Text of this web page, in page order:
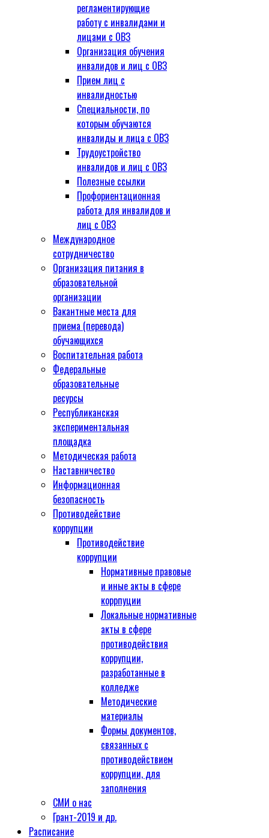
регламентирующие
работу с инвалидами и
лицами с ОВЗ
Организация обучения
инвалидов и лиц с ОВЗ
Прием лиц с
инвалидностью
Специальности, по
которым обучаются
инвалиды и лица с ОВЗ
Трудоустройство
инвалидов и лиц с ОВЗ
Полезные ссылки
Профориентационная
работа для инвалидов и
лиц с ОВЗ
Международное
сотрудничество
Организация питания в
образовательной
организации
Вакантные места для
приема (перевода)
обучающихся
Воспитательная работа
Федеральные
образовательные
ресурсы
Республиканская
экспериментальная
площадка
Методическая работа
Наставничество
Информационная
безопасность
Противодействие
коррупции
Противодействие
коррупции
Нормативные правовые
и иные акты в сфере
коррпуции
Локальные нормативные
акты в сфере
противодействия
коррупции,
разработанные в
колледже
Методические
материалы
Формы документов,
связанных с
противодействием
коррупции, для
заполнения
СМИ о нас
Грант-2019 и др.
Расписание